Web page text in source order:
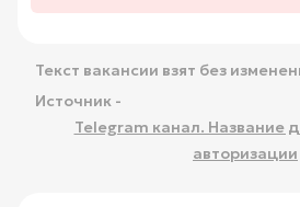
Текст вакансии взят без
Источник -
Telegram канал. Название
авторизации